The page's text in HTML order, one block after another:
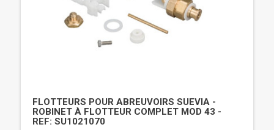
FLOTTEURS POUR ABREUVOIRS SUEVIA -
ROBINET À FLOTTEUR COMPLET MOD 43 -
REF: SU1021070